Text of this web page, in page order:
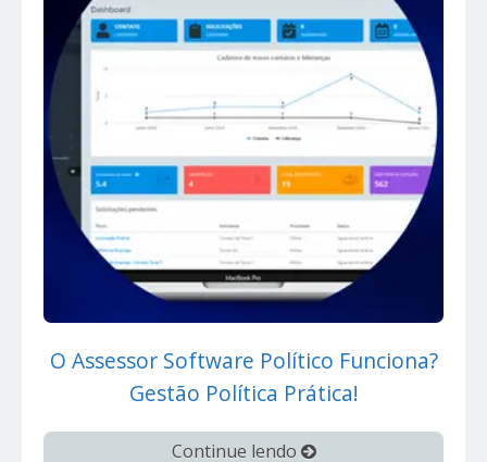
O Assessor Software Político Funciona?
Gestão Política Prática!
Continue lendo